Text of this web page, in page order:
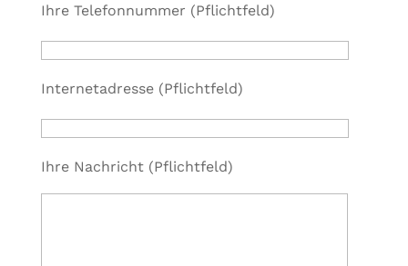
Ihre Telefonnummer (Pflichtfeld)
Internetadresse (Pflichtfeld)
Ihre Nachricht (Pflichtfeld)